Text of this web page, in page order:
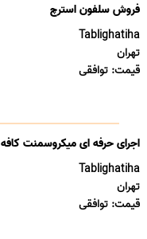
فروش سلفون استرچ
Tablighatiha
تهران
قیمت: توافقی
اجرای حرفه ای میکروسمنت کافه
Tablighatiha
تهران
قیمت: توافقی